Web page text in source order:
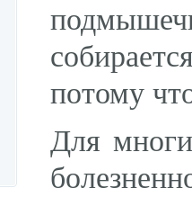
потому
Для